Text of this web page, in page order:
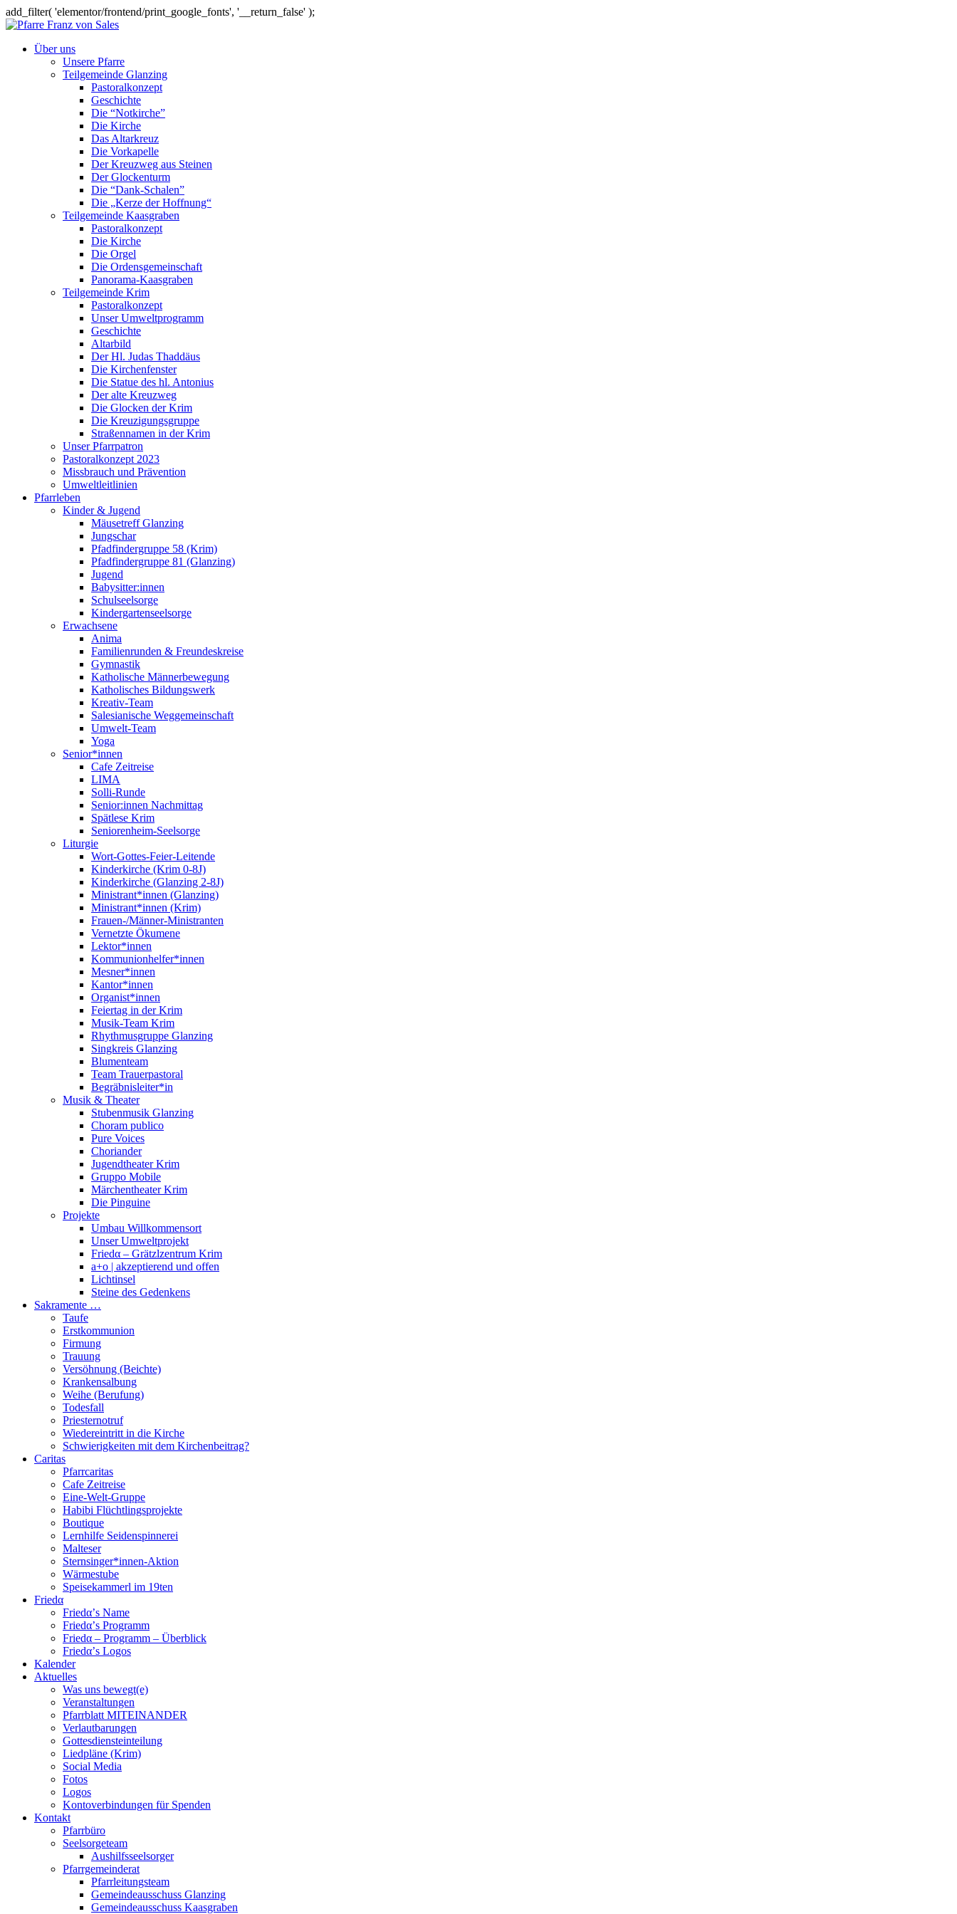
add_filter( 'elementor/frontend/print_google_fonts', '__return_false' );
Über uns
Unsere Pfarre
Teilgemeinde Glanzing
Pastoralkonzept
Geschichte
Die “Notkirche”
Die Kirche
Das Altarkreuz
Die Vorkapelle
Der Kreuzweg aus Steinen
Der Glockenturm
Die “Dank-Schalen”
Die „Kerze der Hoffnung“
Teilgemeinde Kaasgraben
Pastoralkonzept
Die Kirche
Die Orgel
Die Ordensgemeinschaft
Panorama-Kaasgraben
Teilgemeinde Krim
Pastoralkonzept
Unser Umweltprogramm
Geschichte
Altarbild
Der Hl. Judas Thaddäus
Die Kirchenfenster
Die Statue des hl. Antonius
Der alte Kreuzweg
Die Glocken der Krim
Die Kreuzigungsgruppe
Straßennamen in der Krim
Unser Pfarrpatron
Pastoralkonzept 2023
Missbrauch und Prävention
Umweltleitlinien
Pfarrleben
Kinder & Jugend
Mäusetreff Glanzing
Jungschar
Pfadfindergruppe 58 (Krim)
Pfadfindergruppe 81 (Glanzing)
Jugend
Babysitter:innen
Schulseelsorge
Kindergartenseelsorge
Erwachsene
Anima
Familienrunden & Freundeskreise
Gymnastik
Katholische Männerbewegung
Katholisches Bildungswerk
Kreativ-Team
Salesianische Weggemeinschaft
Umwelt-Team
Yoga
Senior*innen
Cafe Zeitreise
LIMA
Solli-Runde
Senior:innen Nachmittag
Spätlese Krim
Seniorenheim-Seelsorge
Liturgie
Wort-Gottes-Feier-Leitende
Kinderkirche (Krim 0-8J)
Kinderkirche (Glanzing 2-8J)
Ministrant*innen (Glanzing)
Ministrant*innen (Krim)
Frauen-/Männer-Ministranten
Vernetzte Ökumene
Lektor*innen
Kommunionhelfer*innen
Mesner*innen
Kantor*innen
Organist*innen
Feiertag in der Krim
Musik-Team Krim
Rhythmusgruppe Glanzing
Singkreis Glanzing
Blumenteam
Team Trauerpastoral
Begräbnisleiter*in
Musik & Theater
Stubenmusik Glanzing
Choram publico
Pure Voices
Choriander
Jugendtheater Krim
Gruppo Mobile
Märchentheater Krim
Die Pinguine
Projekte
Umbau Willkommensort
Unser Umweltprojekt
Friedα – Grätzlzentrum Krim
a+o | akzeptierend und offen
Lichtinsel
Steine des Gedenkens
Sakramente …
Taufe
Erstkommunion
Firmung
Trauung
Versöhnung (Beichte)
Krankensalbung
Weihe (Berufung)
Todesfall
Priesternotruf
Wiedereintritt in die Kirche
Schwierigkeiten mit dem Kirchenbeitrag?
Caritas
Pfarrcaritas
Cafe Zeitreise
Eine-Welt-Gruppe
Habibi Flüchtlingsprojekte
Boutique
Lernhilfe Seidenspinnerei
Malteser
Sternsinger*innen-Aktion
Wärmestube
Speisekammerl im 19ten
Friedα
Friedα’s Name
Friedα’s Programm
Friedα – Programm – Überblick
Friedα’s Logos
Kalender
Aktuelles
Was uns bewegt(e)
Veranstaltungen
Pfarrblatt MITEINANDER
Verlautbarungen
Gottesdiensteinteilung
Liedpläne (Krim)
Social Media
Fotos
Logos
Kontoverbindungen für Spenden
Kontakt
Pfarrbüro
Seelsorgeteam
Aushilfsseelsorger
Pfarrgemeinderat
Pfarrleitungsteam
Gemeindeausschuss Glanzing
Gemeindeausschuss Kaasgraben